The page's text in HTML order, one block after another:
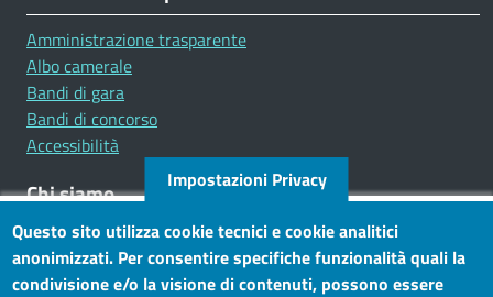
Amministrazione trasparente
Albo camerale
Bandi di gara
Bandi di concorso
Accessibilità
Chi siamo
Mission
Statuto e carta dei servizi
Impostazioni Privacy
Questo sito utilizza cookie tecnici e cookie analitici
anonimizzati. Per consentire specifiche funzionalità quali la
condivisione e/o la visione di contenuti, possono essere